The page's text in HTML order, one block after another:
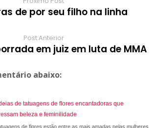
de por seu filho na linha
Post Anterior
em juiz em luta de MMA
abaixo:
de tatuagens de flores encantadoras que
beleza e feminilidade
de flores estão entre as mais amadas pelas mulheres